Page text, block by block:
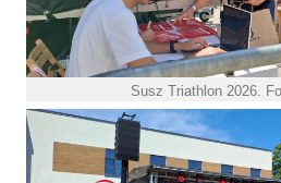
Susz Triathlon 2026.